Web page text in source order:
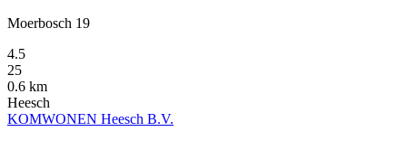
Moerbosch 19
4.5
25
0.6 km
Heesch
KOMWONEN Heesch B.V.